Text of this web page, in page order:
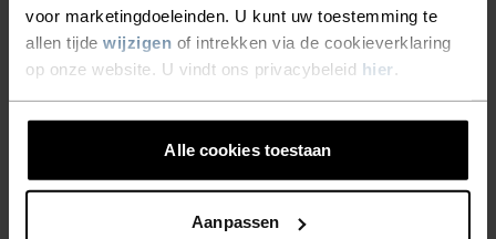
voor marketingdoeleinden. U kunt uw toestemming te
allen tijde wijzigen of intrekken via de cookieverklaring
op onze website. U vindt ons privacybeleid hier .
Alle cookies toestaan
Aanpassen
PRODUCTVOORDELEN